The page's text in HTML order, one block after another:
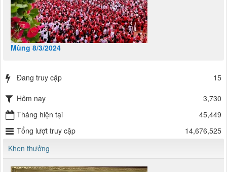
Mùng 8/3/2024
Đang truy cập 15
Hôm nay
3,730
Tháng hiện tại
45,449
Tổng lượt truy cập
14,676,525
Khen thưởng